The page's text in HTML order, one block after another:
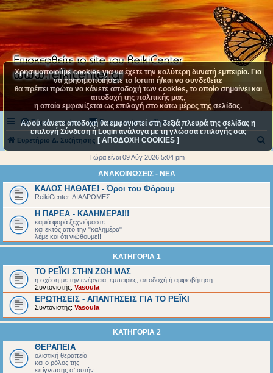
Συχνές ερωτήσεις Επικοινωνήστε μαζί μας
Ευρετήριο Δ. Συζήτησης
ζ
σ
Τώρα είναι 09 Αύγ 2026 5:04 pm
ΑΝΑΚΟΙΝΩΣΕΙΣ - ΝΕΑ
ΚΑΛΩΣ ΗΛΘΑΤΕ! - Όροι του Φόρουμ
ReikiCenter-ΔΙΑΔΡΟΜΕΣ
Η ΠΑΡΕΑ - ΚΑΛΗΜΕΡΑ!!!
καμιά φορά ξεχνιόμαστε...
και εκτός από την "καλημέρα"
λέμε και ότι νιώθουμε!!
ΚΑΤΗΓΟΡΙΑ 1
ΤΟ ΡΕΪΚΙ ΣΤΗΝ ΖΩΗ ΜΑΣ
η σχέση με την ενέργεια, εμπειρίες, αποδοχή ή αμφισβήτηση
Συντονιστής: Vasoula
ΕΡΩΤΗΣΕΙΣ - ΑΠΑΝΤΗΣΕΙΣ ΓΙΑ ΤΟ ΡΕΪΚΙ
Συντονιστής: Vasoula
ΚΑΤΗΓΟΡΙΑ 2
ΘΕΡΑΠΕΙΑ
ολιστική θεραπεία
και ο ρόλος της
επίγνωσης σ' αυτήν
Χρησιμοποιούμε cookies για να έχετε την καλύτερη δυνατή εμπειρία. Για
να χρησιμοποιήσετε το forum ή/και να συνδεθείτε
θα πρέπει πρώτα να κάνετε αποδοχή των cookies, το οποίο σημαίνει και
αποδοχή της πολιτικής μας,
η οποία εμφανίζεται ως επιλογή στο κάτω μέρος της σελίδας.
Αφού κάνετε αποδοχή θα εμφανιστεί στη δεξιά πλευρά της σελίδας η
επιλογή Σύνδεση ή Login ανάλογα με τη γλώσσα επιλογής σας
[ ΑΠΟΔΟΧΗ COOKIES ]